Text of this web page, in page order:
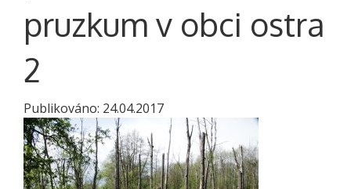
pruzkum v obci ostra
2
Publikováno: 24.04.2017